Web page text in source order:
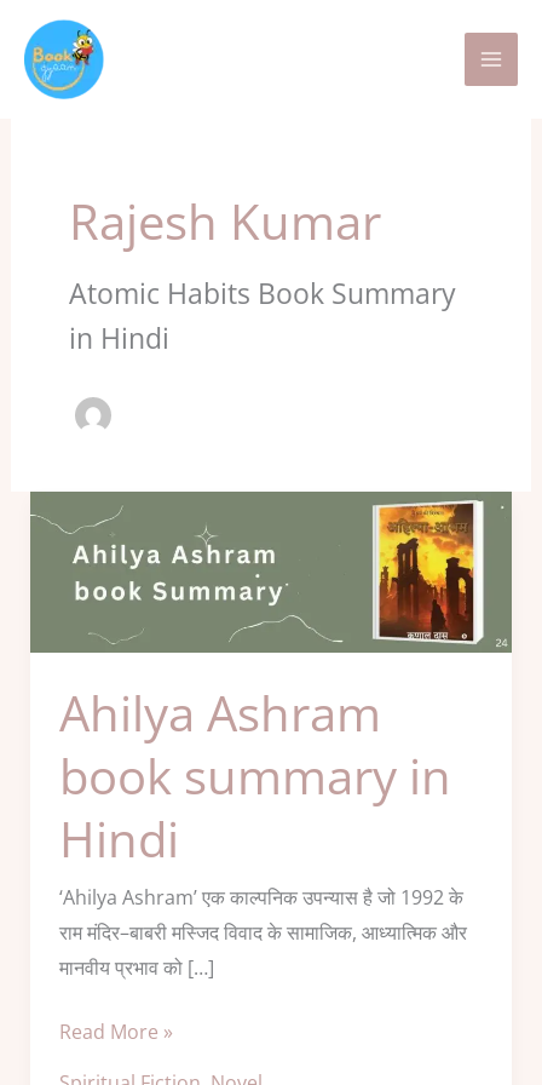
content
Rajesh Kumar
Atomic Habits Book Summary
in Hindi
Ahilya Ashram
book summary in
Hindi
‘Ahilya Ashram’ एक काल्पनिक उपन्यास है जो 1992 के
राम मंदिर–बाबरी मस्जिद विवाद के सामाजिक, आध्यात्मिक और
मानवीय प्रभाव को […]
Ashram
book
in
Read More »